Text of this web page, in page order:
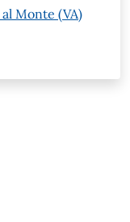
al Monte (VA)